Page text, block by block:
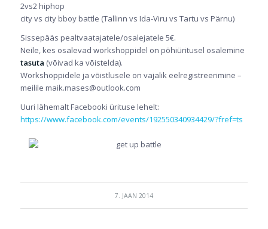
2vs2 hiphop
city vs city bboy battle (Tallinn vs Ida-Viru vs Tartu vs Pärnu)
Sissepääs pealtvaatajatele/osalejatele 5€.
Neile, kes osalevad workshoppidel on põhiüritusel osalemine
tasuta (võivad ka võistelda).
Workshoppidele ja võistlusele on vajalik eelregistreerimine –
meilile maik.mases@outlook.com
Uuri lähemalt Facebooki ürituse lehelt:
https://www.facebook.com/events/192550340934429/?fref=ts
7. JAAN 2014